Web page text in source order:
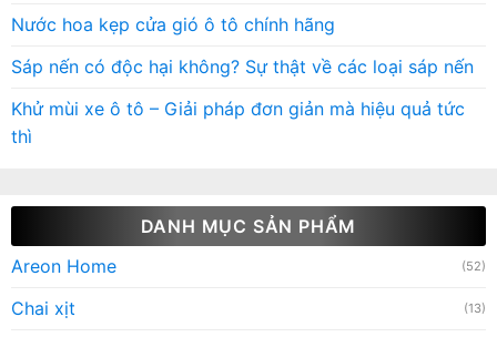
Nước hoa kẹp cửa gió ô tô chính hãng
Sáp nến có độc hại không? Sự thật về các loại sáp nến
Khử mùi xe ô tô – Giải pháp đơn giản mà hiệu quả tức
thì
DANH MỤC SẢN PHẨM
Areon Home
(52)
Chai xịt (13)